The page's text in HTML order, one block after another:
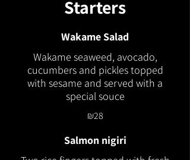
Starters
Wakame Salad
Wakame seaweed, avocado,
cucumbers and pickles topped
with sesame and served with a
special souce
₪28
Salmon nigiri